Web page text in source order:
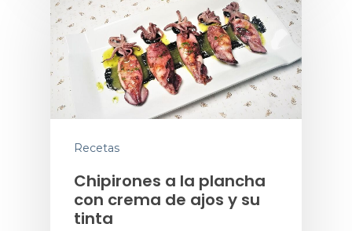
Recetas
Chipirones a la plancha
con crema de ajos y su
tinta